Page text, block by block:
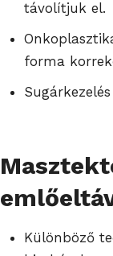
távolítjuk el.
forma
Különböző